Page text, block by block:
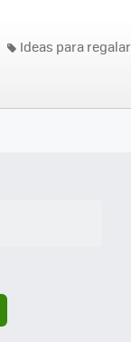
Ideas para regalar